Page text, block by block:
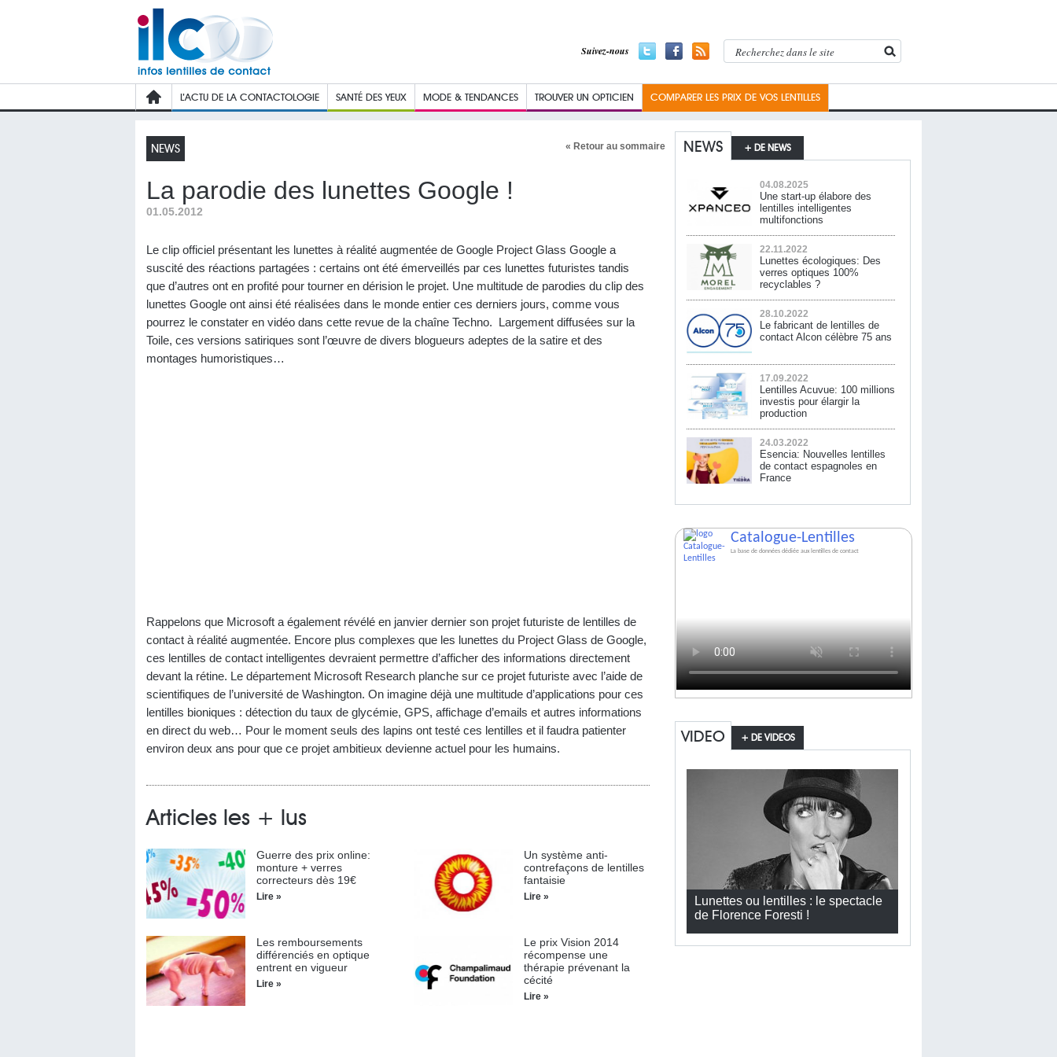
Suivez-nous
L’ACTU DE LA CONTACTOLOGIE SANTÉ DES YEUX MODE & TENDANCES TROUVER UN OPTICIEN COMPARER LES PRIX DE VOS LENTILLES
NEWS « Retour au sommaire
La parodie des lunettes Google !
01.05.2012
Le clip officiel présentant les lunettes à réalité augmentée de Google Project Glass Google a
suscité des réactions partagées : certains ont été émerveillés par ces lunettes futuristes tandis
que d’autres ont en profité pour tourner en dérision le projet. Une multitude de parodies du clip des
lunettes Google ont ainsi été réalisées dans le monde entier ces derniers jours, comme vous
pourrez le constater en vidéo dans cette revue de la chaîne Techno. Largement diffusées sur la
Toile, ces versions satiriques sont l’œuvre de divers blogueurs adeptes de la satire et des
montages humoristiques…
Rappelons que Microsoft a également révélé en janvier dernier son projet futuriste de lentilles de
contact à réalité augmentée. Encore plus complexes que les lunettes du Project Glass de Google,
ces lentilles de contact intelligentes devraient permettre d’afficher des informations directement
devant la rétine. Le département Microsoft Research planche sur ce projet futuriste avec l’aide de
scientifiques de l’université de Washington. On imagine déjà une multitude d’applications pour ces
lentilles bioniques : détection du taux de glycémie, GPS, affichage d’emails et autres informations
en direct du web… Pour le moment seuls des lapins ont testé ces lentilles et il faudra patienter
environ deux ans pour que ce projet ambitieux devienne actuel pour les humains.
Articles les + lus
Guerre des prix online:
monture + verres
correcteurs dès 19€
Lire »
Un système anti-
contrefaçons de lentilles
fantaisie
Lire »
Les remboursements
différenciés en optique
entrent en vigueur
Lire »
Le prix Vision 2014
récompense une
thérapie prévenant la
cécité
Lire »
NEWS + DE NEWS
04.08.2025
Une start-up élabore des
lentilles intelligentes
multifonctions
22.11.2022
Lunettes écologiques: Des
verres optiques 100%
recyclables ?
28.10.2022
Le fabricant de lentilles de
contact Alcon célèbre 75 ans
17.09.2022
Lentilles Acuvue: 100 millions
investis pour élargir la
production
24.03.2022
Esencia: Nouvelles lentilles
de contact espagnoles en
France
Catalogue-Lentilles
La base de données dédiée aux lentilles de contact
VIDEO + DE VIDEOS
Lunettes ou lentilles : le spectacle
de Florence Foresti !